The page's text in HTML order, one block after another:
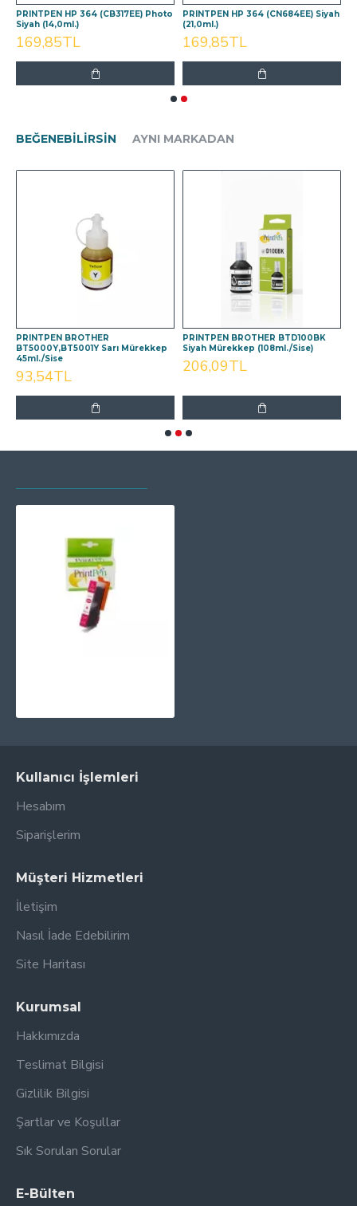
PRINTPEN HP 364 (CB317EE) Photo
Siyah (14,0ml.)
169,85TL
PRINTPEN HP 364 (CN684EE) Siyah
(21,0ml.)
169,85TL
BEĞENEBILIRSIN AYNI MARKADAN
PRINTPEN BROTHER
BT5000Y,BT5001Y Sarı Mürekkep
45ml./Sise
93,54TL
PRINTPEN BROTHER BTD100BK
Siyah Mürekkep (108ml./Sise)
206,09TL
Kullanıcı İşlemleri
Hesabım
Siparişlerim
Müşteri Hizmetleri
İletişim
Nasıl İade Edebilirim
Site Haritası
Kurumsal
Hakkımızda
Teslimat Bilgisi
Gizlilik Bilgisi
Şartlar ve Koşullar
Sık Sorulan Sorular
E-Bülten